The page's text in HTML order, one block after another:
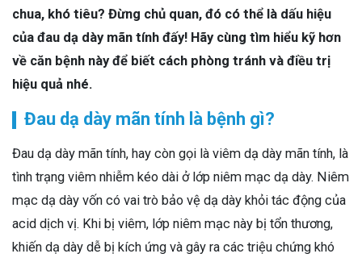
chua, khó tiêu? Đừng chủ quan, đó có thể là dấu hiệu
của đau dạ dày mãn tính đấy! Hãy cùng tìm hiểu kỹ hơn
về căn bệnh này để biết cách phòng tránh và điều trị
hiệu quả nhé.
Đau dạ dày mãn tính là bệnh gì?
Đau dạ dày mãn tính, hay còn gọi là viêm dạ dày mãn tính, là
tình trạng viêm nhiễm kéo dài ở lớp niêm mạc dạ dày. Niêm
mạc dạ dày vốn có vai trò bảo vệ dạ dày khỏi tác động của
acid dịch vị. Khi bị viêm, lớp niêm mạc này bị tổn thương,
khiến dạ dày dễ bị kích ứng và gây ra các triệu chứng khó